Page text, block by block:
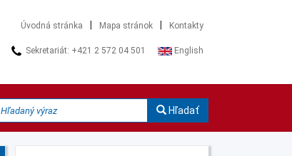
Úvodná stránka Mapa stránok Kontakty
Sekretariát: +421 2 572 04 501 English
Hľadať